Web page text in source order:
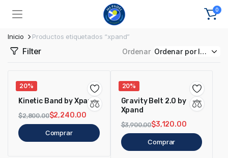
0
Inicio Productos etiquetados “xpand”
Filter Ordenar
20%
Kinetic Band by Xpand
$2,800.00$2,240.00
Comprar
20%
Gravity Belt 2.0 by
Xpand
$3,900.00$3,120.00
Comprar